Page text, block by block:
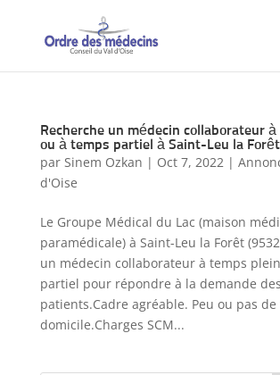
Recherche un médecin collaborateur
ou à temps partiel à Saint-Leu la
par Sinem Ozkan | Oct 7, 2022|
d'Oise
Le Groupe Médical du Lac (maison
paramédicale) à Saint-Leu la Forêt
un médecin collaborateur à temps
partiel pour répondre à la demande des
patients.Cadre agréable. Peu ou pas de
domicile.Charges SCM...